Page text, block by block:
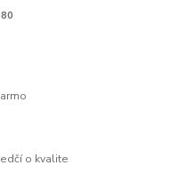
o kvalite